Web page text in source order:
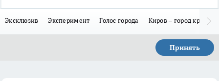
Эксклюзив Эксперимент Голос города Киров – город
Принять